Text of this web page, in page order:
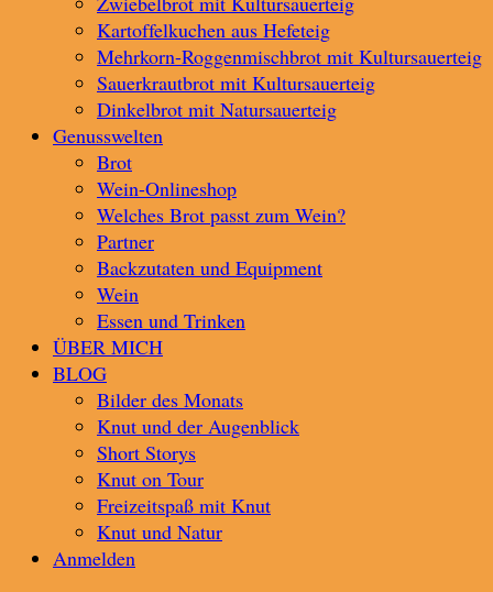
Kartoffelkuchen aus Hefeteig
Mehrkorn-Roggenmischbrot mit Kultursauerteig
Sauerkrautbrot mit Kultursauerteig
Dinkelbrot mit Natursauerteig
Genusswelten
Brot
Wein-Onlineshop
Welches Brot passt zum Wein?
Partner
Backzutaten und Equipment
Wein
Essen und Trinken
ÜBER MICH
BLOG
Bilder des Monats
Knut und der Augenblick
Short Storys
Knut on Tour
Freizeitspaß mit Knut
Knut und Natur
Anmelden